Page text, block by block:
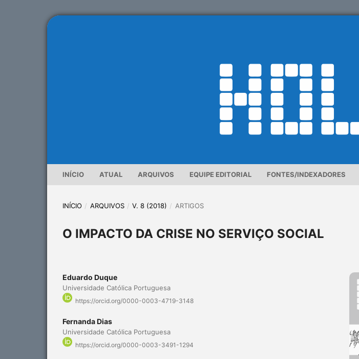
INÍCIO ATUAL ARQUIVOS EQUIPE EDITORIAL FONTES/INDEXADORES
INÍCIO / ARQUIVOS / V. 8 (2018) / ARTIGOS
O IMPACTO DA CRISE NO SERVIÇO SOCIAL
Eduardo Duque
Universidade Católica Portuguesa
https://orcid.org/0000-0003-4719-3148
Fernanda Dias
Universidade Católica Portuguesa
https://orcid.org/0000-0003-3491-1294